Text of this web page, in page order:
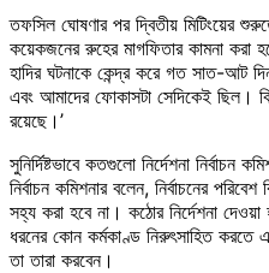
তফসিল ঘোষণার পর দ্বিতীয় মিটিংয়ের
কয়েকজনের রুহের মাগফিতার কামনা করা
হাদির ঘটনাকে কেন্দ্র করে গত সাত-আট
এবং আমাদের ফোকাসটা সেদিকেই ছিল।
রয়েছে।’
সুনির্দিষ্টভাবে কতগুলো নির্দেশনা
নির্বাচন কমিশনার বলেন, নির্বাচনের
সহ্য করা হবে না। কঠোর নির্দেশনা দেওয়া
ধরনের কোন কর্মকাণ্ড নিরুৎসাহিত করতে
তা তারা করবেন।